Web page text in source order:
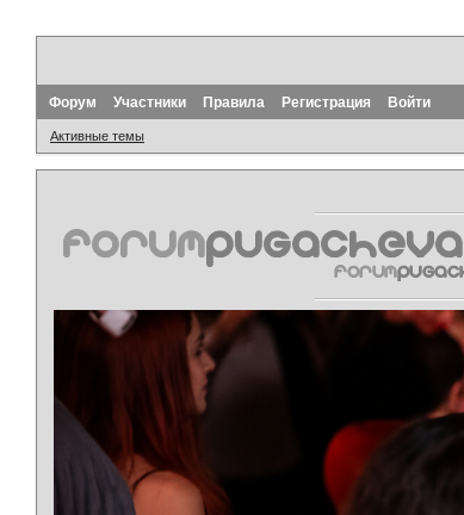
Форум Участники Правила Регистрация Войти
Активные темы